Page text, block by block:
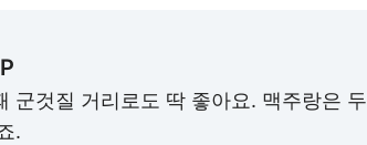
군것질 거리로도 딱 좋아요. 맥주랑은 두
.